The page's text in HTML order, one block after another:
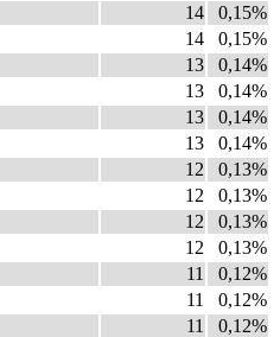
14
0,15%
14
0,15%
13
0,14%
13
0,14%
13
0,14%
13
0,14%
12
0,13%
12
0,13%
12
0,13%
12
0,13%
11
0,12%
11
0,12%
11
0,12%